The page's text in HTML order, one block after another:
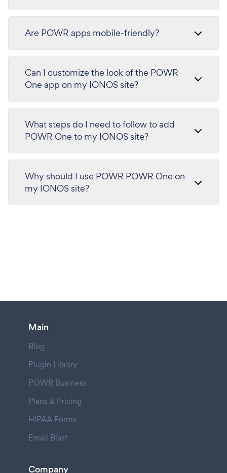
Are POWR apps mobile-friendly?
Can I customize the look of the POWR
One app on my IONOS site?
What steps do I need to follow to add
POWR One to my IONOS site?
Why should I use POWR POWR One on
my IONOS site?
Main
Blog
Plugin Library
POWR Business
Plans & Pricing
HIPAA Forms
Email Blast
Company